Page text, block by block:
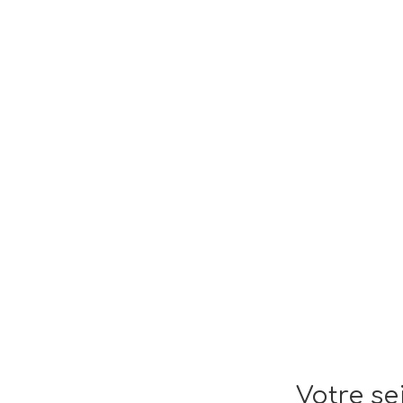
Votre